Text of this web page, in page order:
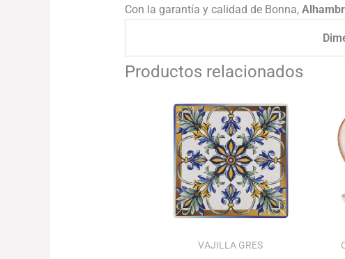
Con la garantía y calidad de Bonna,
Productos relacionados
VAJILLA GRES
de
precios:
desde
43.37€
hasta
79.04€